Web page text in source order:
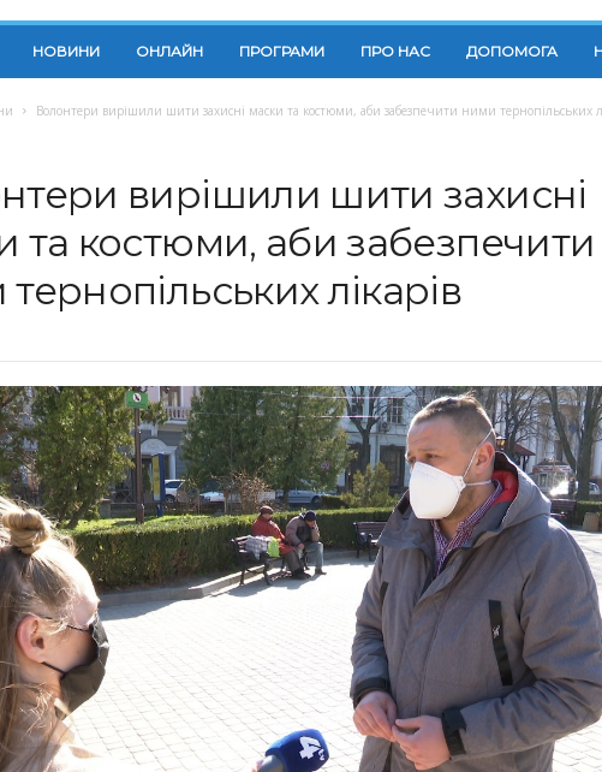
НОВИНИ ОНЛАЙН ПРОГРАМИ ПРО НАС ДОПОМОГА
Волонтери вирішили шити захисні маски та костюми, аби забезпечити ними тернопільських
вирішили шити захисні
та костюми, аби забезпечити
лікарів